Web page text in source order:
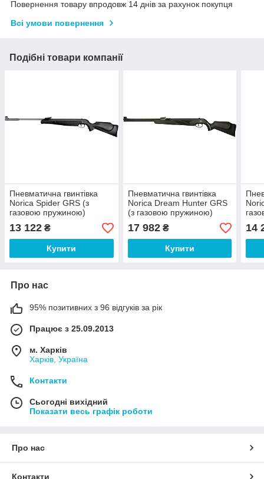
Повернення товару впродовж 14 днів за рахунок покупця
Всі умови повернення
Подібні товари компанії
Пневматична гвинтівка
Norica Spider GRS (з
газовою пружиною)
13 122 ₴
Купити
Пневматична гвинтівка
Norica Dream Hunter GRS
(з газовою пружиною)
17 982₴
Купити
14
Про нас
95% позитивних з 96 відгуків за рік
Працює з 25.09.2013
м. Харків
Харків, Україна
Контакти
Сьогодні вихідний
Показати весь графік роботи
Про нас
Контакти